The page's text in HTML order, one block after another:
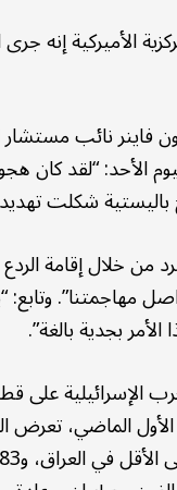
الأميركية إنه
فاينر نائب مستشار
الأحد: “لقد كان
شكلت
من خلال إقامة
مهاجمتنا”. وتابع:
بجدية بالغة”.
الإسرائيلية على
الماضي، تعرض